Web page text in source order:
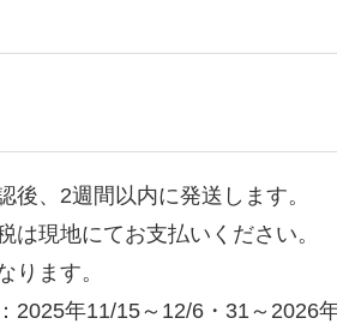
後、2週間以内に発送します。
は現地にてお支払いください。
ります。
2025年11/15～12/6・31～2026